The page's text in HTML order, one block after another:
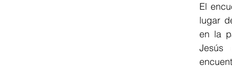
El
lugar
en la
Jesús